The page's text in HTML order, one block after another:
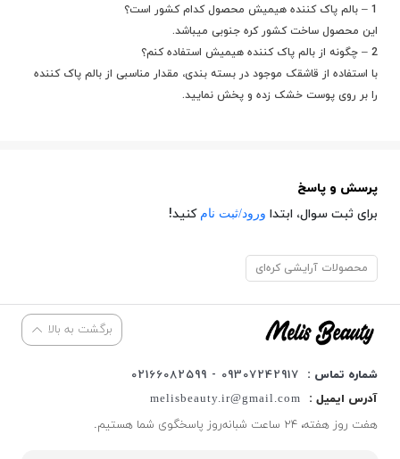
1 – بالم پاک کننده هیمیش
محصول کدام کشور است؟
این محصول ساخت کشورکره جنوبی میباشد.
2 – چگونه از بالم پاک کننده هیمیش استفاده کنم؟
با استفاده از قاشقک موجود در بسته بندی، مقدار مناسبی از بالم پاک کننده
را بر روی پوست خشک زده و پخش نمایید.
پرسش و پاسخ
برای ثبت سوال، ابتدا ورود/ثبت نام کنید!
محصولات آرایشی کره‌ای
برگشت به بالا
شماره تماس :
09307242917 - 02166082599
آدرس ایمیل :
melisbeauty.ir@gmail.com
هفت روز هفته، ۲۴ ساعت شبانه‌روز پاسخگوی شما هستیم.